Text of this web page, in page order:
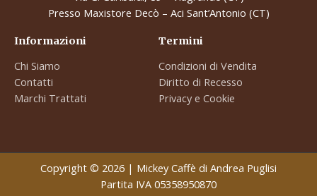
Presso Maxistore Decò – Aci Sant’Antonio (CT)
Informazioni
Chi Siamo
Contatti
Marchi Trattati
Termini
Condizioni di Vendita
Diritto di Recesso
Privacy e Cookie
Copyright © 2026 | Mickey Caffè di Andrea Puglisi
Partita IVA 05358950870